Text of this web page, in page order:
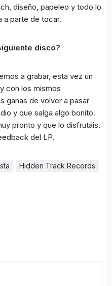
diseño, papeleo y todo lo
a parte de tocar.
disco?
a grabar, esta vez un
con los mismos
ganas de volver a pasar
y que salga algo bonito.
pronto y que lo disfrutáis.
del LP.
Hidden Track Records